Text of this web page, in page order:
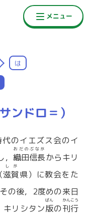
は
ンドロ＝）
代のイエズス会のイ
織田信長
おだのぶなが
からキリ
（滋賀
しが
県）に教会をた
の後，2度めの来日
リシタン版
ばん
の刊行
かんこう